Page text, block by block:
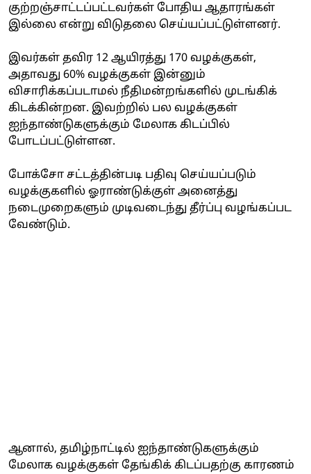
குற்றஞ்சாட்டப்பட்டவர்கள் போதிய ஆதாரங்கள்
இல்லை என்று விடுதலை செய்யப்பட்டுள்ளனர்.
இவர்கள் தவிர 12 ஆயிரத்து 170 வழக்குகள்,
அதாவது 60% வழக்குகள் இன்னும்
விசாரிக்கப்படாமல் நீதிமன்றங்களில் முடங்கிக்
கிடக்கின்றன. இவற்றில் பல வழக்குகள்
ஐந்தாண்டுகளுக்கும் மேலாக கிடப்பில்
போடப்பட்டுள்ளன.
போக்சோ சட்டத்தின்படி பதிவு செய்யப்படும்
வழக்குகளில் ஓராண்டுக்குள் அனைத்து
நடைமுறைகளும் முடிவடைந்து தீர்ப்பு வழங்கப்பட
வேண்டும்.
ஆனால், தமிழ்நாட்டில் ஐந்தாண்டுகளுக்கும்
மேலாக வழக்குகள் தேங்கிக் கிடப்பதற்கு காரணம்